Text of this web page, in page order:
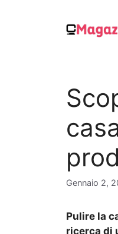
Gennaio 2,
Pulire la
ricerca di